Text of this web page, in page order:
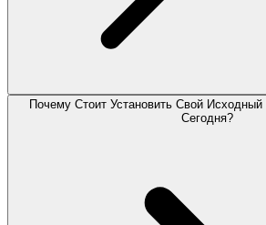
Почему Стоит Установить Свой Исходный
Сегодня?